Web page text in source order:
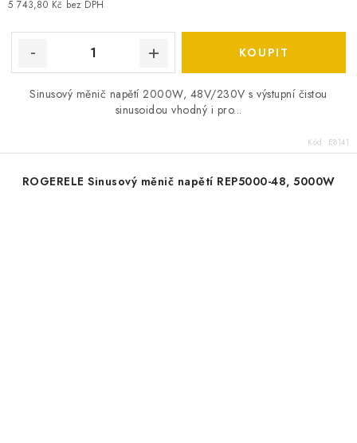
5 743,80 Kč bez DPH
Sinusový měnič napětí 2000W, 48V/230V s výstupní čistou
sinusoidou vhodný i pro...
Kód: E8141
ROGERELE Sinusový měnič napětí REP5000-48, 5000W